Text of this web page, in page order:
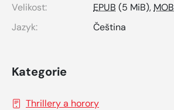
Velikost:
EPUB (5 MiB),
Jazyk:
Čeština
Kategorie
Thrillery a horory